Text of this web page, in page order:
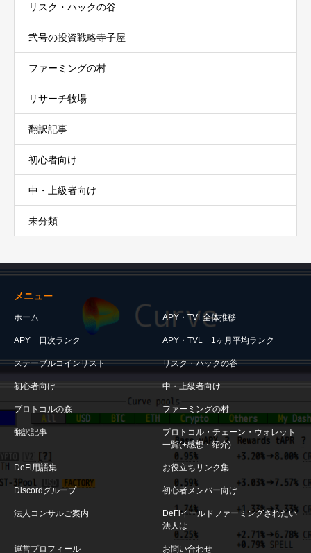
リスク・ハックの谷
弐号の投資戦略寺子屋
ファーミングの村
リサーチ牧場
翻訳記事
初心者向け
中・上級者向け
未分類
メニュー
ホーム APY・TVL全体推移
APY 日次ランク APY・TVL 1ヶ月平均ランク
ステーブルコインリスト リスク・ハックの谷
初心者向け 中・上級者向け
プロトコルの森 ファーミングの村
翻訳記事
プロトコル・チェーン・ウォレット
一覧(+感想・紹介)
DeFi用語集 お役立ちリンク集
Discordグループ 初心者メンバー向け
法人コンサルご案内
DeFiイールドファーミングされたい
法人は
運営プロフィール お問い合わせ